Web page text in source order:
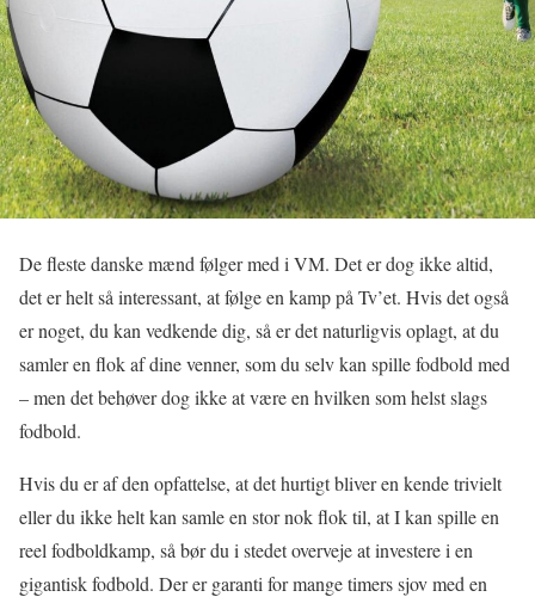
De fleste danske mænd følger med i VM. Det er dog ikke altid,
det er helt så interessant, at følge en kamp på Tv’et. Hvis det også
er noget, du kan vedkende dig, så er det naturligvis oplagt, at du
samler en flok af dine venner, som du selv kan spille fodbold med
– men det behøver dog ikke at være en hvilken som helst slags
fodbold.
Hvis du er af den opfattelse, at det hurtigt bliver en kende trivielt
eller du ikke helt kan samle en stor nok flok til, at I kan spille en
reel fodboldkamp, så bør du i stedet overveje at investere i en
gigantisk fodbold. Der er garanti for mange timers sjov med en